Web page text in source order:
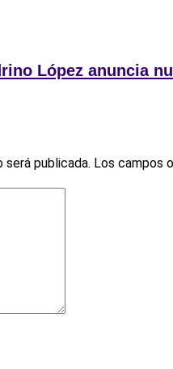
López anuncia
publicada. Los campos